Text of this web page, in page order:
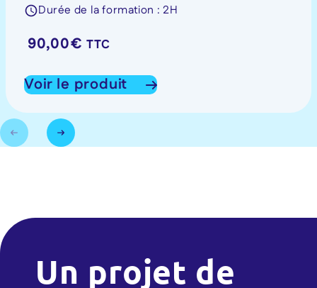
Durée de la formation : 2H
90,00€ TTC
Voir le produit
Un projet de